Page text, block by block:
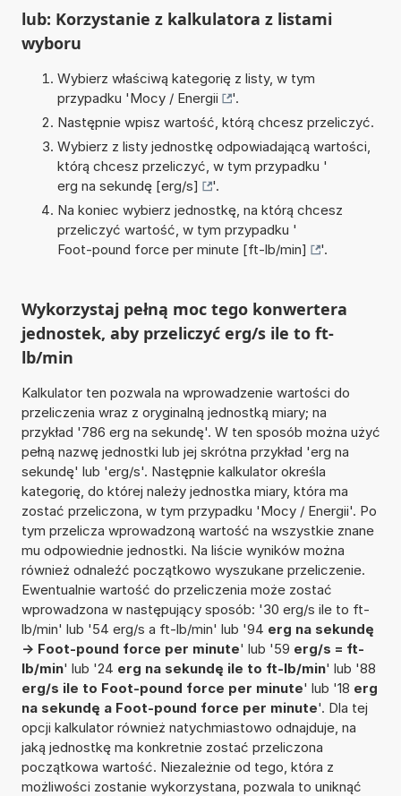
lub: Korzystanie z kalkulatora z listami
wyboru
Wybierz właściwą kategorię z listy, w tym
przypadku 'Mocy / Energii
'.
Następnie wpisz wartość, którą chcesz przeliczyć.
Wybierz z listy jednostkę odpowiadającą wartości,
którą chcesz przeliczyć, w tym przypadku '
erg na sekundę [erg/s]
'.
Na koniec wybierz jednostkę, na którą chcesz
przeliczyć wartość, w tym przypadku '
Foot-pound force per minute [ft-lb/min]
'.
Wykorzystaj pełną moc tego konwertera
jednostek, aby przeliczyć erg/s ile to ft-
lb/min
Kalkulator ten pozwala na wprowadzenie wartości do
przeliczenia wraz z oryginalną jednostką miary; na
przykład '786 erg na sekundę'. W ten sposób można użyć
pełną nazwę jednostki lub jej skrótna przykład 'erg na
sekundę' lub 'erg/s'. Następnie kalkulator określa
kategorię, do której należy jednostka miary, która ma
zostać przeliczona, w tym przypadku 'Mocy / Energii'. Po
tym przelicza wprowadzoną wartość na wszystkie znane
mu odpowiednie jednostki. Na liście wyników można
również odnaleźć początkowo wyszukane przeliczenie.
Ewentualnie wartość do przeliczenia może zostać
wprowadzona w następujący sposób: '30 erg/s ile to ft-
lb/min' lub '54 erg/s a ft-lb/min' lub '94 erg na sekundę
-> Foot-pound force per minute' lub '59 erg/s = ft-
lb/min' lub '24 erg na sekundę ile to ft-lb/min' lub '88
erg/s ile to Foot-pound force per minute' lub '18 erg
na sekundę a Foot-pound force per minute'. Dla tej
opcji kalkulator również natychmiastowo odnajduje, na
jaką jednostkę ma konkretnie zostać przeliczona
początkowa wartość. Niezależnie od tego, która z
możliwości zostanie wykorzystana, pozwala to uniknąć